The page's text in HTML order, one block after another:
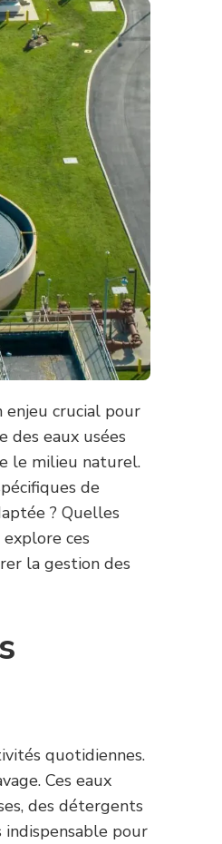
crucial pour
des eaux usées
le milieu naturel.
de
? Quelles
ces
la gestion des
quotidiennes.
Ces eaux
des détergents
pour